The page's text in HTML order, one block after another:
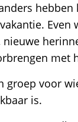
hebben
Even
nieuwe
met
groep voor
is.